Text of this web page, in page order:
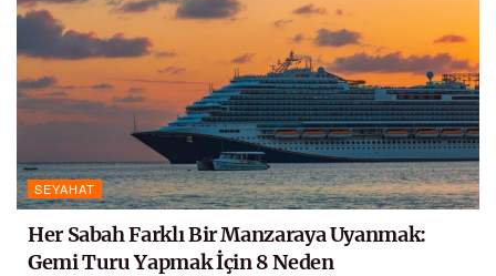
SEYAHAT
Her Sabah Farklı Bir Manzaraya Uyanmak:
Gemi Turu Yapmak İçin 8 Neden